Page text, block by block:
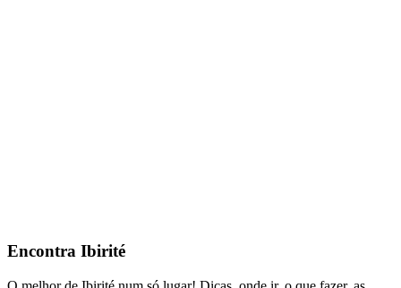
Encontra Ibirité